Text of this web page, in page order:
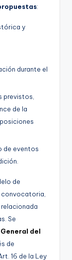
:
y
durante el
previstos,
de la
de eventos
de
convocatoria,
Se
del
de
16 de la Ley